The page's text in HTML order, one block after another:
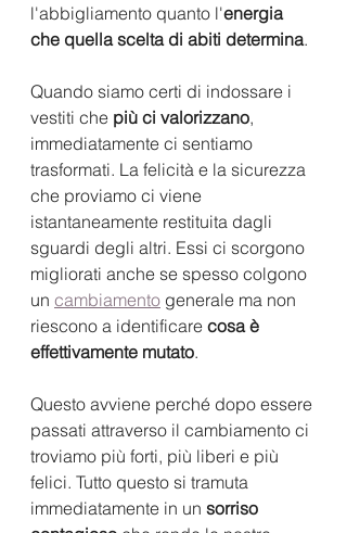
l'abbigliamento quanto l'energia
che quella scelta di abiti determina.
Quando siamo certi di indossare i
vestiti che più ci valorizzano,
immediatamente ci sentiamo
trasformati. La felicità e la sicurezza
che proviamo ci viene
istantaneamente restituita dagli
sguardi degli altri. Essi ci scorgono
migliorati anche se spesso colgono
un cambiamento generale ma non
riescono a identificare cosa è
effettivamente mutato.
Questo avviene perché dopo essere
passati attraverso il cambiamento ci
troviamo più forti, più liberi e più
felici. Tutto questo si tramuta
immediatamente in un sorriso